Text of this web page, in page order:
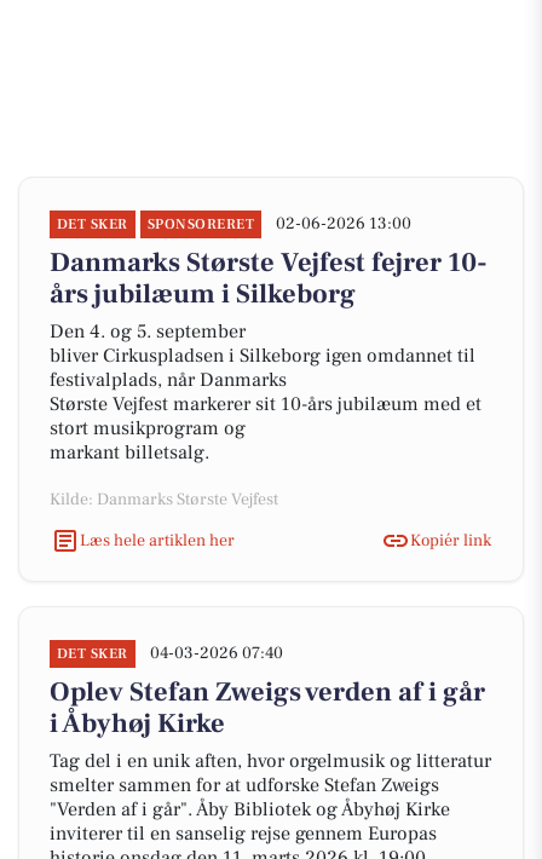
DET SKER SPONSORERET 02-06-2026 13:00
Danmarks Største Vejfest fejrer 10-
års jubilæum i Silkeborg
Den 4. og 5. september
bliver Cirkuspladsen i Silkeborg igen omdannet til
festivalplads, når Danmarks
Største Vejfest markerer sit 10-års jubilæum med et
stort musikprogram og
markant billetsalg.
Kilde: Danmarks Største Vejfest
Læs hele artiklen her
Kopiér link
DET SKER 04-03-2026 07:40
Oplev Stefan Zweigs verden af i går
i Åbyhøj Kirke
Tag del i en unik aften, hvor orgelmusik og litteratur
smelter sammen for at udforske Stefan Zweigs
"Verden af i går". Åby Bibliotek og Åbyhøj Kirke
inviterer til en sanselig rejse gennem Europas